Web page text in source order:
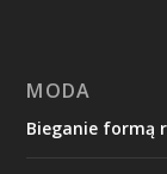
MODA
Bieganie formą